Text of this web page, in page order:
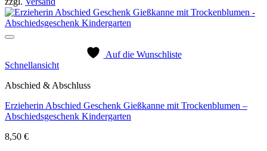
Auf die Wunschliste
Schnellansicht
Abschied & Abschluss
Erzieherin Abschied Geschenk Gießkanne mit Trockenblumen –
Abschiedsgeschenk Kindergarten
8,50 €